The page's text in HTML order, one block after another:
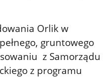
Orlik w
gruntowego
z Samorządu
z programu